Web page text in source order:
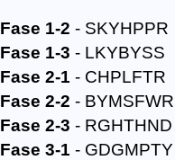
Fase 1-2 - SKYHPPR
Fase 1-3 - LKYBYSS
Fase 2-1 - CHPLFTR
Fase 2-2 - BYMSFWR
Fase 2-3 - RGHTHND
Fase 3-1 - GDGMPTY